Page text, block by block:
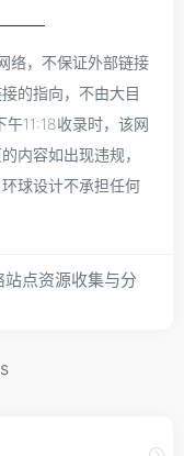
络，不保证外部链接
的指向，不由大目
11:18收录时，该网
内容如出现违规，
球设计不承担任何
点资源收集与分